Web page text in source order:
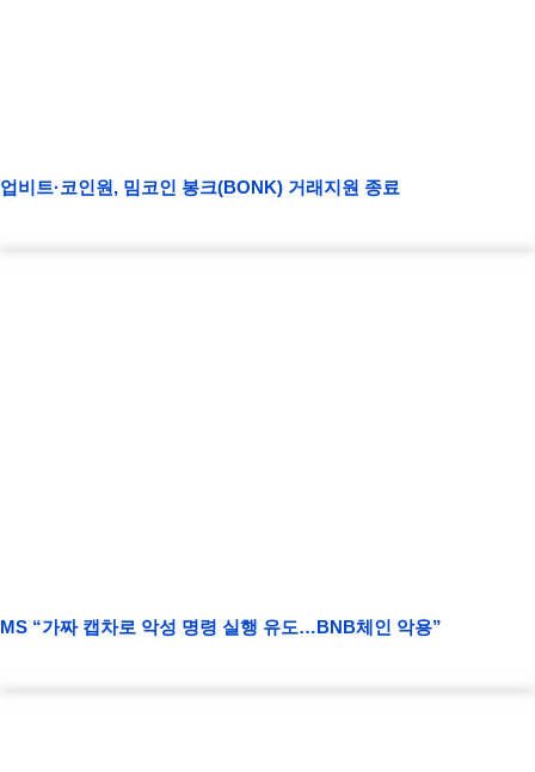
업비트·코인원, 밈코인 봉크(BONK) 거래지원 종료
MS “가짜 캡차로 악성 명령 실행 유도…BNB체인 악용”